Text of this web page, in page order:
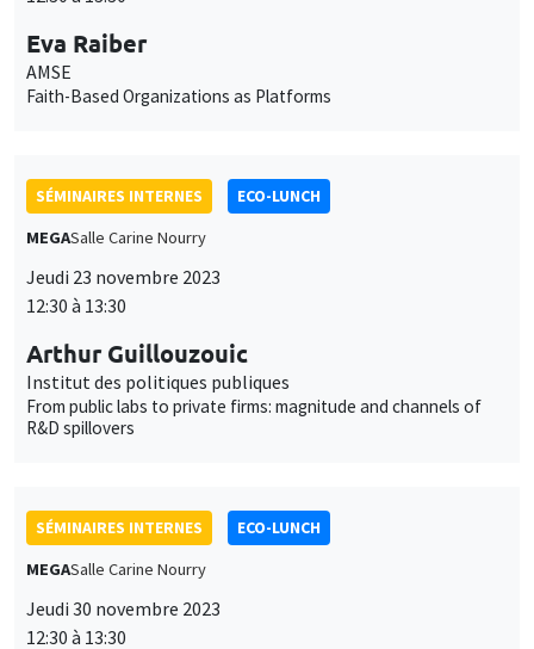
SÉMINAIRES INTERNES
MEGASalle Carine Nourry
12:30 à 13:30
Arthur Guillouzouic
Institut des politiques publiques
From public labs to private firms: magnitude and channels of
R&D spillovers
SÉMINAIRES INTERNES
ECO-LUNCH
MEGASalle Carine Nourry
12:30 à 13:30
Morgan Raux
University of Luxembourg
The Impact of Recruitment Competition on Firms' Labord
Demand for High-Skilled Foreign Workers